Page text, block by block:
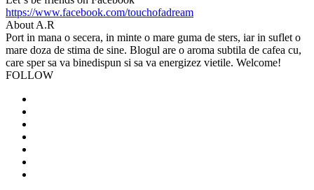
https://www.facebook.com/touchofadream
About A.R
Port in mana o secera, in minte o mare guma de sters, iar in suflet o
mare doza de stima de sine. Blogul are o aroma subtila de cafea cu,
care sper sa va binedispun si sa va energizez vietile. Welcome!
FOLLOW